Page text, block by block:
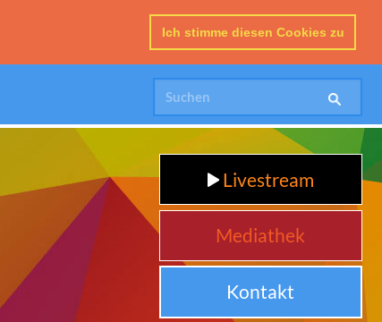
Ich stimme diesen Cookies zu
Livestream
Mediathek
Kontakt